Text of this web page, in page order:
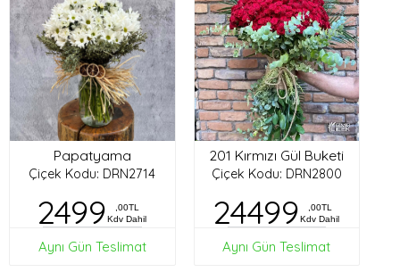
Papatyama
Çiçek Kodu: DRN2714
2499
,00TL
Kdv Dahil
Aynı Gün Teslimat
201 Kırmızı Gül Buketi
Çiçek Kodu: DRN2800
24499
,00TL
Kdv Dahil
Aynı Gün Teslimat